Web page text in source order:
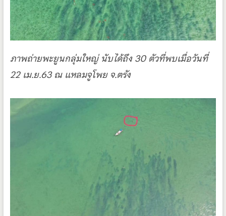
ภาพถ่ายพะยูนกลุ่มใหญ่ นับได้ถึง 30 ตัวที่พบเมื่อวันที่
22 เม.ย.63 ณ แหลมจูโพย จ.ตรัง